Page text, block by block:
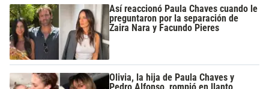
Así reaccionó Paula Chaves cuando le
preguntaron por la separación de
Zaira Nara y Facundo Pieres
Olivia, la hija de Paula Chaves y